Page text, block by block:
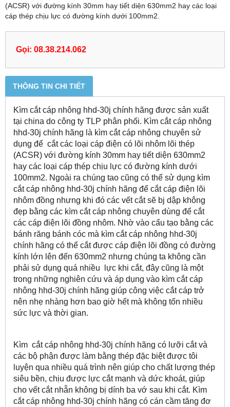
(ACSR) với đường kính 30mm hay tiết diện 630mm2 hay các loại
cáp thép chịu lực có đường kính dưới 100mm2.
Gọi: 08.38.214.062
THÔNG TIN CHI TIẾT
Kìm cắt cáp nhông hhd-30j chính hãng được sản xuất
tại china do công ty TLP phân phối. Kìm cắt cáp nhông
hhd-30j chính hãng là kìm cắt cáp nhông chuyên sử
dụng để cắt các loại cáp điện có lõi nhôm lõi thép
(ACSR) với đường kính 30mm hay tiết diện 630mm2
hay các loại cáp thép chịu lực có đường kính dưới
100mm2. Ngoài ra chúng tao cũng có thể sử dụng kìm
cắt cáp nhông hhd-30j chính hãng để cắt cáp điện lõi
nhôm đồng nhưng khi đó các vết cắt sẽ bj dập không
đẹp bằng các kìm cắt cáp nhông chuyên dùng để cắt
các cáp điện lõi đồng nhôm. Nhờ vào cấu tạo bằng các
bánh răng bánh cóc mà kìm cắt cáp nhông hhd-30j
chính hãng có thể cắt được cáp điện lõi đồng có đường
kính lớn lên đến 630mm2 nhưng chúng ta không cần
phải sử dụng quá nhiều lực khi cắt, đây cũng là một
trong những nghiên cứu và áp dụng vào kìm cắt cáp
nhông hhd-30j chính hãng giúp công việc cắt cáp trở
nên nhẹ nhàng hơn bao giờ hết mà không tốn nhiều
sức lực và thời gian.
Kìm cắt cáp nhông hhd-30j chính hãng có lưỡi cắt và
các bộ phận được làm bằng thép đặc biệt được tôi
luyện qua nhiều quá trình nên giúp cho chất lượng thép
siêu bền, chịu được lực cắt mạnh và dức khoát, giúp
cho vết cắt nhẵn không bị dính ba vớ sau khi cắt. Kìm
cắt cáp nhông hhd-30j chính hãng có cán cầm tăng đơ